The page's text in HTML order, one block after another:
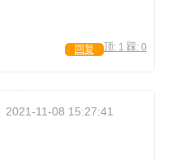
顶: 1 踩: 0
回复
2021-11-08 15:27:41